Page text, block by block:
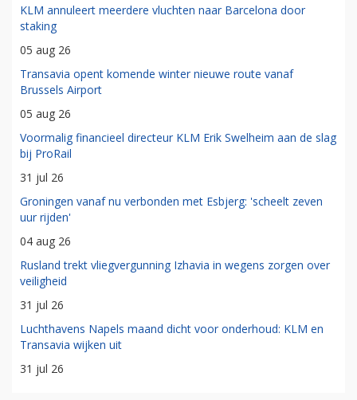
KLM annuleert meerdere vluchten naar Barcelona door
staking
05 aug 26
Transavia opent komende winter nieuwe route vanaf
Brussels Airport
05 aug 26
Voormalig financieel directeur KLM Erik Swelheim aan de slag
bij ProRail
31 jul 26
Groningen vanaf nu verbonden met Esbjerg: 'scheelt zeven
uur rijden'
04 aug 26
Rusland trekt vliegvergunning Izhavia in wegens zorgen over
veiligheid
31 jul 26
Luchthavens Napels maand dicht voor onderhoud: KLM en
Transavia wijken uit
31 jul 26